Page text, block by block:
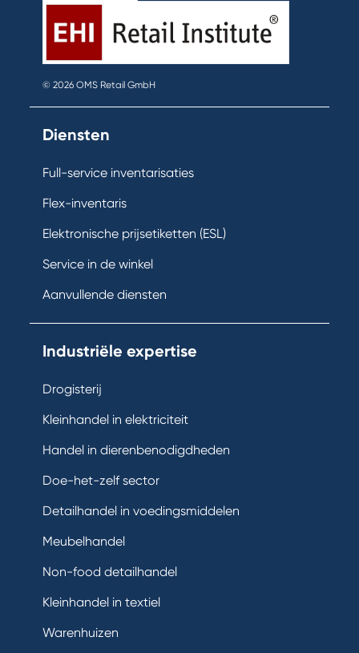
© 2026 OMS Retail GmbH
Diensten
Full-service inventarisaties
Flex-inventaris
Elektronische prijsetiketten (ESL)
Service in de winkel
Aanvullende diensten
Industriële expertise
Drogisterij
Kleinhandel in elektriciteit
Handel in dierenbenodigdheden
Doe-het-zelf sector
Detailhandel in voedingsmiddelen
Meubelhandel
Non-food detailhandel
Kleinhandel in textiel
Warenhuizen